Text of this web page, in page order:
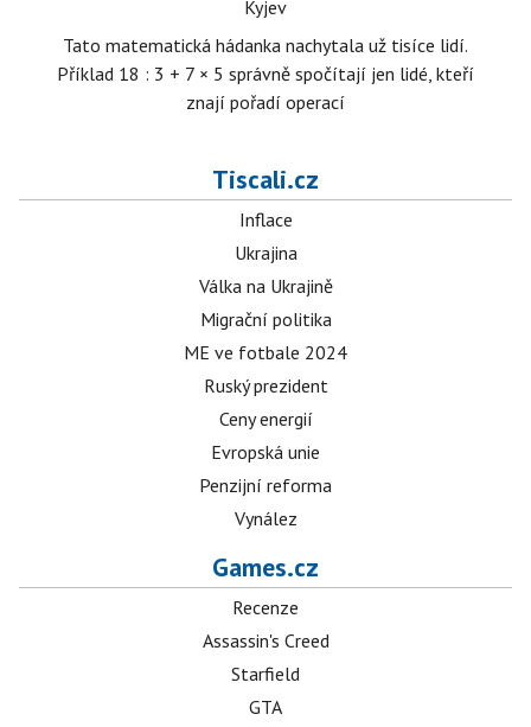
Kyjev
Tato matematická hádanka nachytala už tisíce lidí.
Příklad 18 : 3 + 7 × 5 správně spočítají jen lidé, kteří
znají pořadí operací
Tiscali.cz
Inflace
Ukrajina
Válka na Ukrajině
Migrační politika
ME ve fotbale 2024
Ruský prezident
Ceny energií
Evropská unie
Penzijní reforma
Vynález
Games.cz
Recenze
Assassin's Creed
Starfield
GTA